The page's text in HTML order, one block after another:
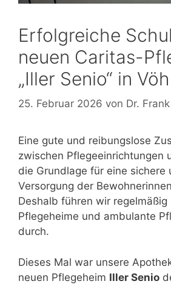
Erfolgreiche
neuen Caritas-
„Iller Senio“ in
25. Februar 2026 von Dr.
Eine gute und reibungslose
zwischen Pflegeeinrichtungen
die Grundlage für eine sichere
Versorgung der
Deshalb führen wir regelmäßig
Pflegeheime und ambulante
durch.
Dieses Mal war unsere
neuen Pflegeheim Iller Senio